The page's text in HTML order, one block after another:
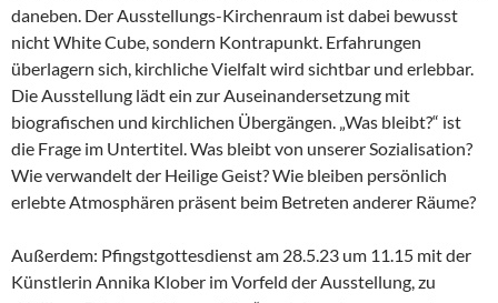
daneben. Der Ausstellungs-Kirchenraum ist dabei bewusst
nicht White Cube, sondern Kontrapunkt. Erfahrungen
überlagern sich, kirchliche Vielfalt wird sichtbar und erlebbar.
Die Ausstellung lädt ein zur Auseinandersetzung mit
biografischen und kirchlichen Übergängen. „Was bleibt?“ ist
die Frage im Untertitel. Was bleibt von unserer Sozialisation?
Wie verwandelt der Heilige Geist? Wie bleiben persönlich
erlebte Atmosphären präsent beim Betreten anderer Räume?
Außerdem: Pfingstgottesdienst am 28.5.23 um 11.15 mit der
Künstlerin Annika Klober im Vorfeld der Ausstellung, zu